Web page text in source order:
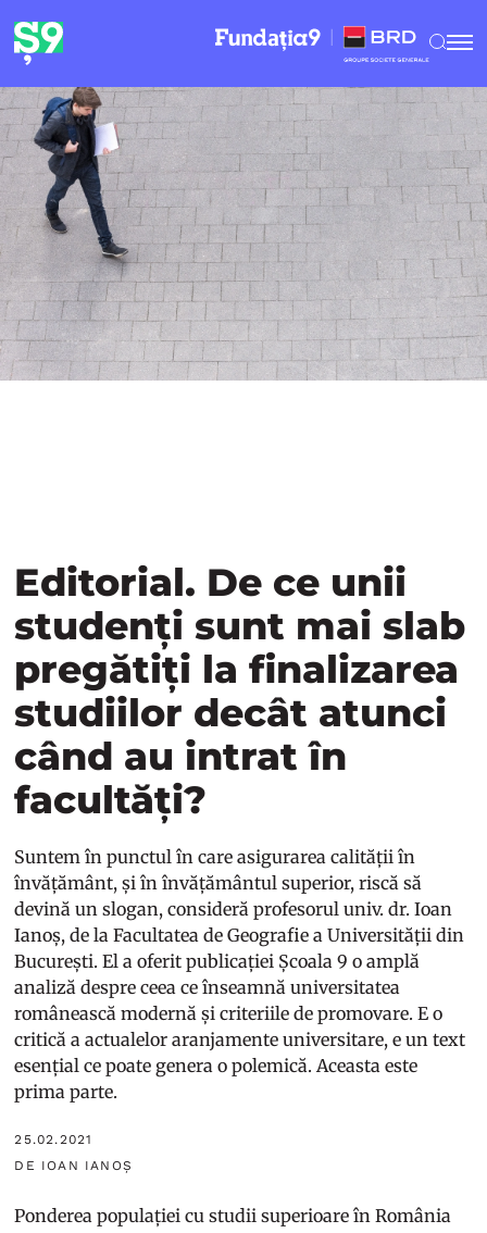
Editorial. De ce unii
studenți sunt mai slab
pregătiți la finalizarea
studiilor decât atunci
când au intrat în
facultăți?
Suntem în punctul în care asigurarea calității în
învățământ, și în învățământul superior, riscă să
devină un slogan, consideră profesorul univ. dr. Ioan
Ianoș, de la Facultatea de Geografie a Universității din
București. El a oferit publicației Școala 9 o amplă
analiză despre ceea ce înseamnă universitatea
românească modernă și criteriile de promovare. E o
critică a actualelor aranjamente universitare, e un text
esențial ce poate genera o polemică. Aceasta este
prima parte.
25.02.2021
DE IOAN IANOȘ
Ponderea populației cu studii superioare în România